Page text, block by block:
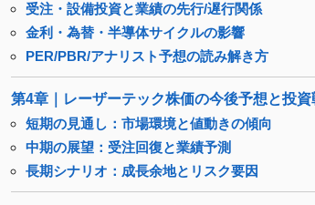
受注・設備投資と業績の先行/遅行関係
金利・為替・半導体サイクルの影響
PER/PBR/アナリスト予想の読み解き方
第4章｜レーザーテック株価の今後予想と投資
短期の見通し：市場環境と値動きの傾向
中期の展望：受注回復と業績予測
長期シナリオ：成長余地とリスク要因